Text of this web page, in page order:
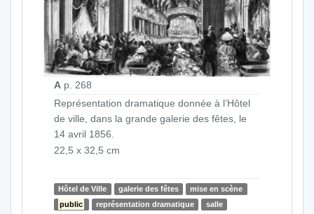
A p. 268
Représentation dramatique donnée à l’Hôtel
de ville, dans la grande galerie des fêtes, le
14 avril 1856.
22,5 x 32,5 cm
Hôtel de Ville galerie des fêtes
mise en scène
public
représentation dramatique salle